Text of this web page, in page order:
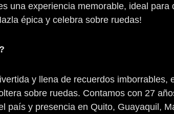
una experiencia memorable, ideal para
épica y celebra sobre ruedas!
y llena de recuerdos imborrables,
sobre ruedas. Contamos con 27
país y presencia en Quito, Guayaquil,